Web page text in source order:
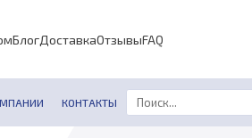
БлогДоставкаОтзывыFAQ
КОНТАКТЫ